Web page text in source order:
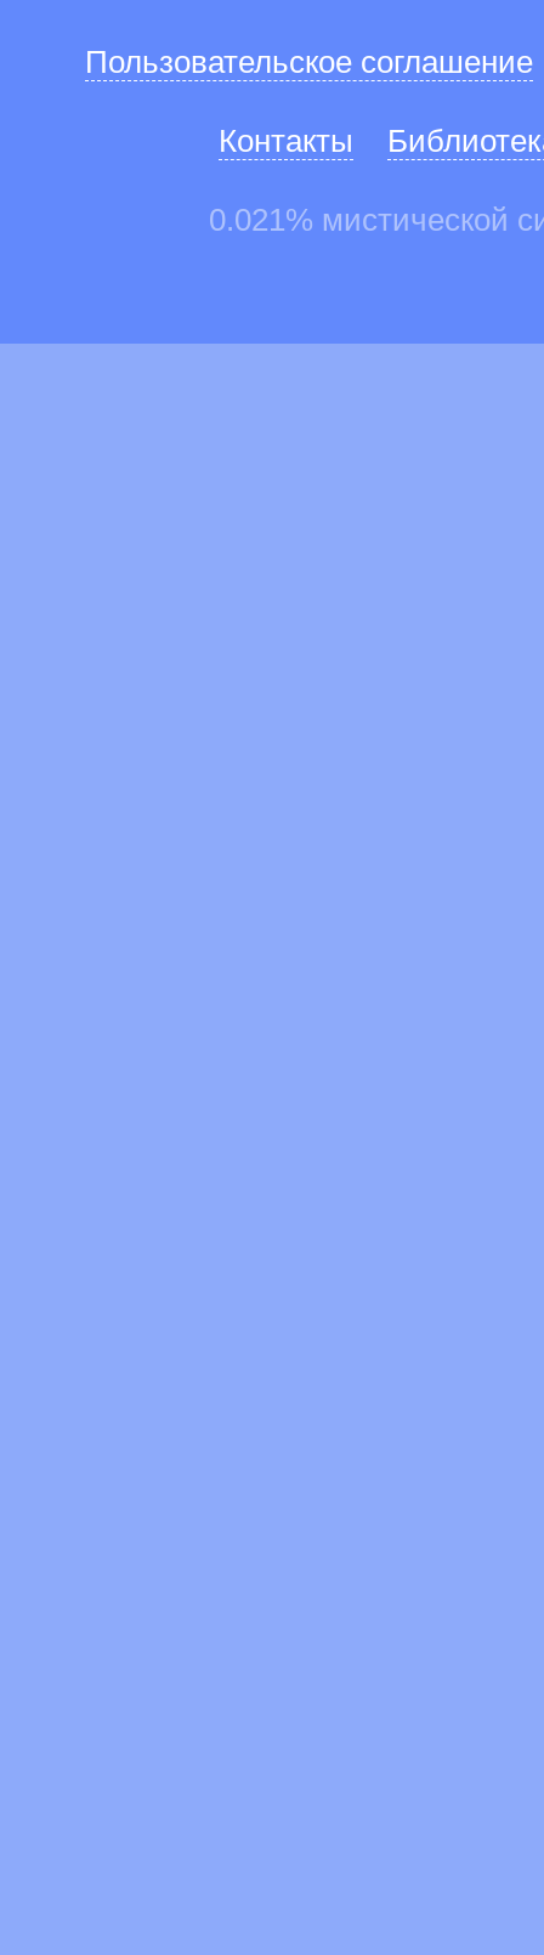
Пользовательское соглашение
Контакты
0.021% мистической